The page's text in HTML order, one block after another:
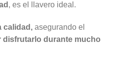
, es el llavero ideal.
calidad, asegurando el
disfrutarlo durante mucho